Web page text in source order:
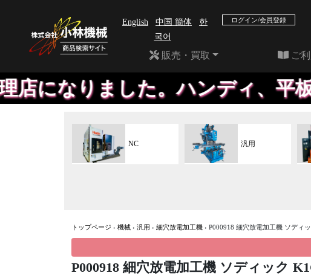
English 中国 簡体
한
국어
ログイン/会員登録
販売・買取 ご
。ハンディ、平板等のレー
NC 汎用
トップページ › 機械 › 汎用 › 細穴放電加工機 › P000918 細穴放電加工機 ソディ
P000918 細穴放電加工機 ソディック